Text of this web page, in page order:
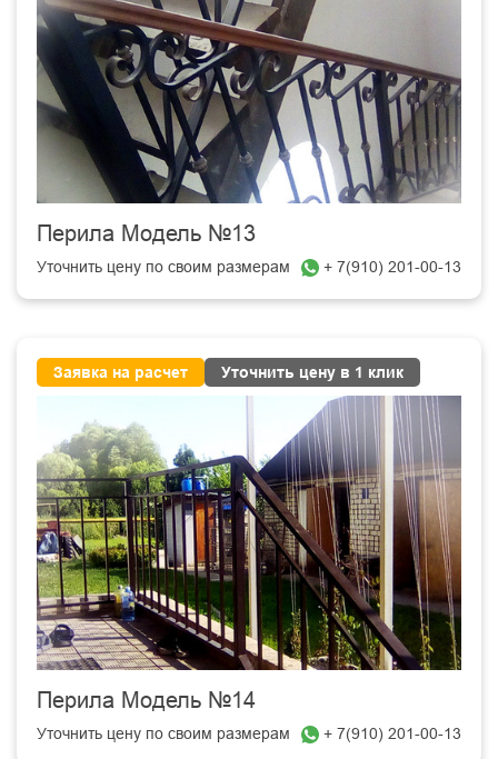
Перила Модель №13
Уточнить цену по своим размерам + 7(910) 201-00-13
Заявка на расчет Уточнить цену в 1 клик
Перила Модель №14
Уточнить цену по своим размерам + 7(910) 201-00-13